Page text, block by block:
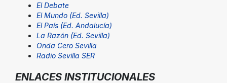
El Debate
El Mundo (Ed. Sevilla)
El País (Ed. Andalucía)
La Razón (Ed. Sevilla)
Onda Cero Sevilla
Radio Sevilla SER
ENLACES INSTITUCIONALES